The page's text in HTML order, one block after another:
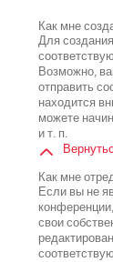
Как мне
Для
Возможно,
отправить
находится
можете
и т. п.
Как мне
Если вы не
свои